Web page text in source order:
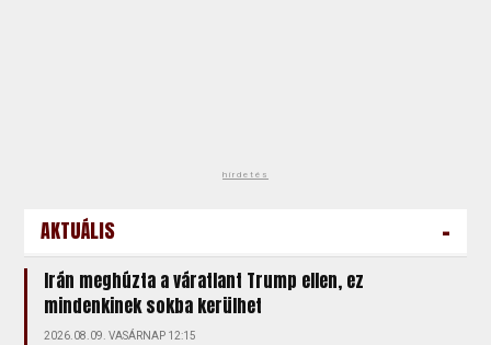
hirdetés
AKTUÁLIS -
Irán meghúzta a váratlant Trump ellen, ez
mindenkinek sokba kerülhet
2026.08.09. VASÁRNAP 12:15